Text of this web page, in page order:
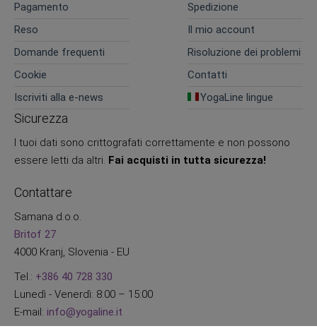
Pagamento
Spedizione
Reso
Il mio account
Domande frequenti
Risoluzione dei problemi
Cookie
Contatti
Iscriviti alla e-news
YogaLine lingue
Sicurezza
I tuoi dati sono crittografati correttamente e non possono
essere letti da altri. Fai acquisti in tutta sicurezza!
Contattare
Samana d.o.o.
Britof 27
4000 Kranj, Slovenia - EU
Tel.: +386 40 728 330
Lunedì - Venerdì: 8:00 – 15:00
E-mail: info@yogaline.it